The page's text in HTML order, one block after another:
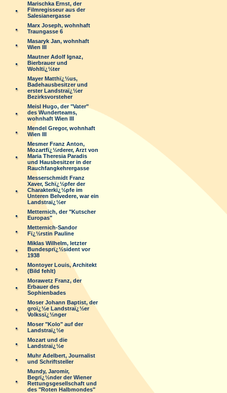
Marischka Ernst, der
Filmregisseur aus der
Salesianergasse
Marx Joseph, wohnhaft
Traungasse 6
Masaryk Jan, wohnhaft
Wien III
Mautner Adolf Ignaz,
Bierbrauer und
Wohltï¿½ter
Mayer Matthï¿½us,
Badehausbesitzer und
erster Landstraï¿½er
Bezirksvorsteher
Meisl Hugo, der "Vater"
des Wunderteams,
wohnhaft Wien III
Mendel Gregor, wohnhaft
Wien III
Mesmer Franz Anton,
Mozartfï¿½rderer, Arzt von
Maria Theresia Paradis
und Hausbesitzer in der
Rauchfangkehrergasse
Messerschmidt Franz
Xaver, Schï¿½pfer der
Charakterkï¿½pfe im
Unteren Belvedere, war ein
Landstraï¿½er
Metternich, der "Kutscher
Europas"
Metternich-Sandor
Fï¿½rstin Pauline
Miklas Wilhelm, letzter
Bundesprï¿½sident vor
1938
Montoyer Louis, Architekt
(Bild fehlt)
Morawetz Franz, der
Erbauer des
Sophienbades
Moser Johann Baptist, der
groï¿½e Landstraï¿½er
Volkssï¿½nger
Moser "Kolo" auf der
Landstraï¿½e
Mozart und die
Landstraï¿½e
Muhr Adelbert, Journalist
und Schriftsteller
Mundy, Jaromir,
Begrï¿½nder der Wiener
Rettungsgesellschaft und
des "Roten Halbmondes"